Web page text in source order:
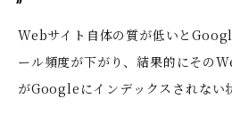
Webサイト自体の質が低いと
ール頻度が下がり、結果的にその
がGoogleにインデックスされない